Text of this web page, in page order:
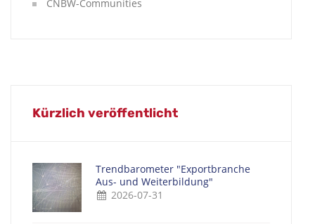
CNBW-Communities
Kürzlich veröffentlicht
Trendbarometer "Exportbranche
Aus- und Weiterbildung"
2026-07-31